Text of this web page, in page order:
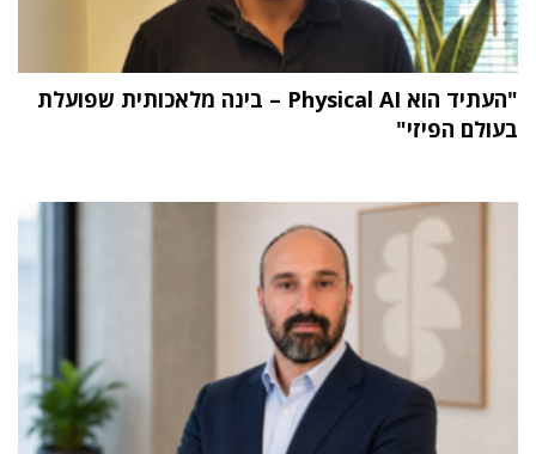
"העתיד הוא Physical AI – בינה מלאכותית שפועלת
בעולם הפיזי"